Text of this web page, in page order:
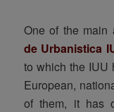
One of the main
de Urbanistica
to which the IUU
European,
of them, it has